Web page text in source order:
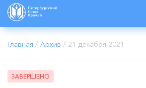
Главная / Архив / 21 декабря 2021
ЗАВЕРШЕНО